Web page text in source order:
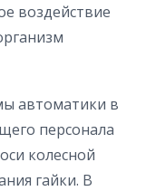
воздействие
автоматики в
персонала
колесной
гайки. В